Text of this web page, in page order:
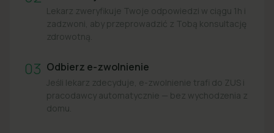
Lekarz zweryfikuje Twoje odpowiedzi w ciągu 1h i
zadzwoni, aby przeprowadzić z Tobą konsultację
zdrowotną.
03 Odbierz e-zwolnienie
Jeśli lekarz zdecyduje, e-zwolnienie trafi do ZUS i
pracodawcy automatycznie — bez wychodzenia z
domu.